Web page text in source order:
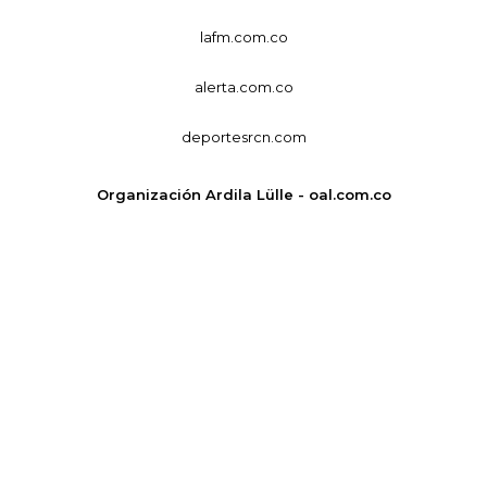
lafm.com.co
alerta.com.co
deportesrcn.com
Organización Ardila Lülle - oal.com.co